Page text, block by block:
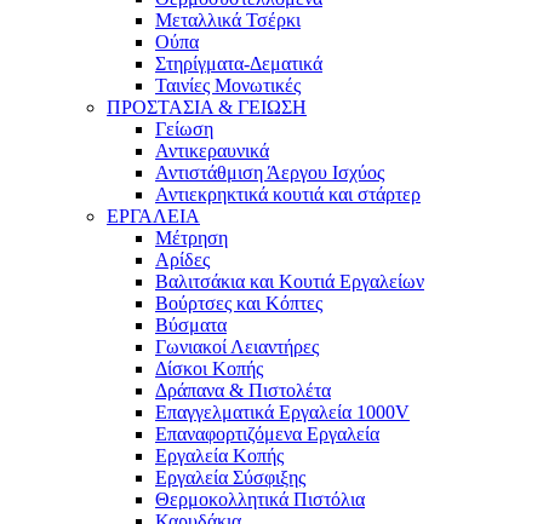
Μεταλλικά Τσέρκι
Ούπα
Στηρίγματα-Δεματικά
Ταινίες Μονωτικές
ΠΡΟΣΤΑΣΙΑ & ΓΕΙΩΣΗ
Γείωση
Αντικεραυνικά
Αντιστάθμιση Άεργου Ισχύος
Αντιεκρηκτικά κουτιά και στάρτερ
ΕΡΓΑΛΕΙΑ
Μέτρηση
Αρίδες
Βαλιτσάκια και Κουτιά Εργαλείων
Βούρτσες και Κόπτες
Βύσματα
Γωνιακοί Λειαντήρες
Δίσκοι Κοπής
Δράπανα & Πιστολέτα
Επαγγελματικά Εργαλεία 1000V
Επαναφορτιζόμενα Εργαλεία
Εργαλεία Κοπής
Εργαλεία Σύσφιξης
Θερμοκολλητικά Πιστόλια